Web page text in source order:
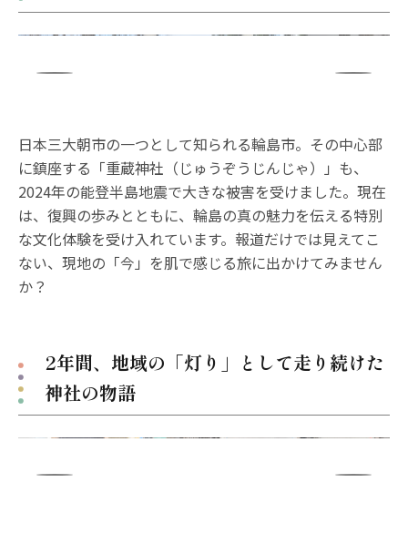
日本三大朝市の一つとして知られる輪島市。その中心部
に鎮座する「重蔵神社（じゅうぞうじんじゃ）」も、
2024年の能登半島地震で大きな被害を受けました。現在
は、復興の歩みとともに、輪島の真の魅力を伝える特別
な文化体験を受け入れています。報道だけでは見えてこ
ない、現地の「今」を肌で感じる旅に出かけてみません
か？
2年間、地域の「灯り」として走り続けた
神社の物語